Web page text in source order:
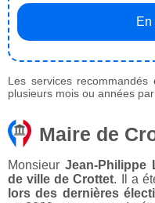
Les services
plusieurs mois ou années
Maire de
Monsieur Jean-Philippe
de ville de Crottet. Il a
lors des dernières